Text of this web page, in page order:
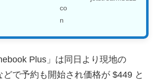
Plus」は同日より現地の
で予約も開始され価格が $449 と